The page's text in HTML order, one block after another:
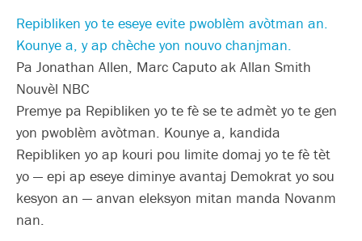
Repibliken yo te eseye evite pwoblèm avòtman an.
Kounye a, y ap chèche yon nouvo chanjman.
Pa Jonathan Allen, Marc Caputo ak Allan Smith
Nouvèl NBC
Premye pa Repibliken yo te fè se te admèt yo te gen
yon pwoblèm avòtman. Kounye a, kandida
Repibliken yo ap kouri pou limite domaj yo te fè tèt
yo — epi ap eseye diminye avantaj Demokrat yo sou
kesyon an — anvan eleksyon mitan manda Novanm
nan.